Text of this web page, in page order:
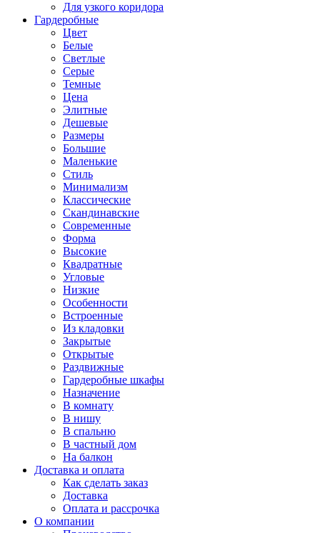
Для узкого коридора
Гардеробные
Цвет
Белые
Светлые
Серые
Темные
Цена
Элитные
Дешевые
Размеры
Большие
Маленькие
Стиль
Минимализм
Классические
Скандинавские
Современные
Форма
Высокие
Квадратные
Угловые
Низкие
Особенности
Встроенные
Из кладовки
Закрытые
Открытые
Раздвижные
Гардеробные шкафы
Назначение
В комнату
В нишу
В спальню
В частный дом
На балкон
Доставка и оплата
Как сделать заказ
Доставка
Оплата и рассрочка
О компании